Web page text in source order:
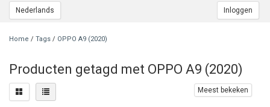
Nederlands Inloggen
Home / Tags / OPPO A9 (2020)
Producten getagd met OPPO A9 (2020)
Meest bekeken